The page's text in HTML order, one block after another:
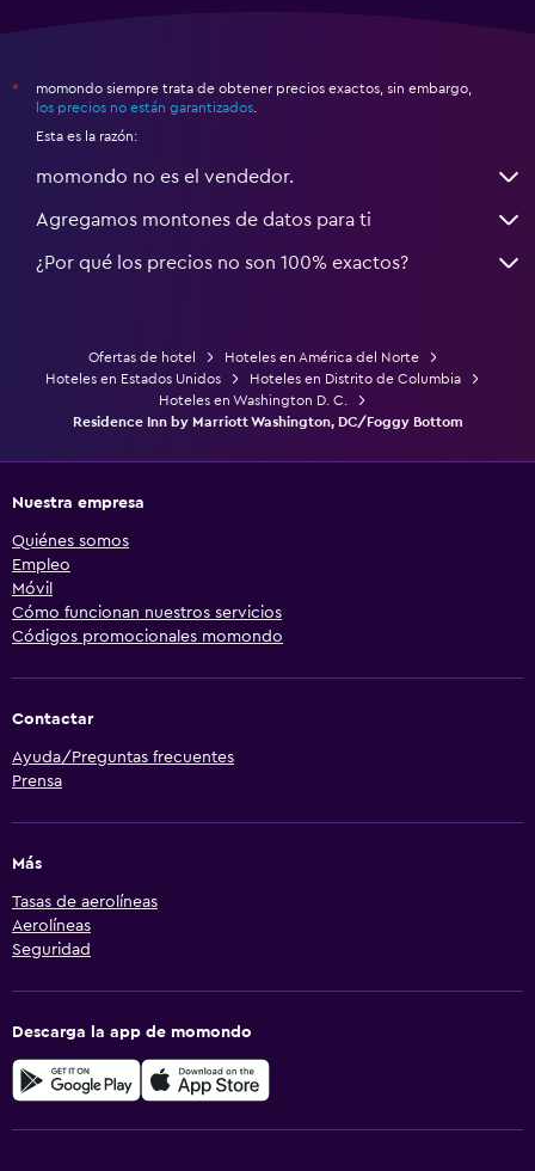
*
momondo siempre trata de obtener precios exactos, sin embargo,
los precios no están garantizados
Esta es la razón:
momondo no es el vendedor.
Agregamos montones de datos para ti
¿Por qué los precios no son 100% exactos?
Ofertas de hotel
Hoteles en América del Norte
Hoteles en Estados Unidos
Hoteles en Distrito de Columbia
Hoteles en Washington D. C.
Residence Inn by Marriott Washington, DC/Foggy Bottom
Nuestra empresa
Quiénes somos
Empleo
Móvil
Cómo funcionan nuestros servicios
Códigos promocionales momondo
Contactar
Ayuda/Preguntas frecuentes
Prensa
Más
Tasas de aerolíneas
Aerolíneas
Seguridad
Descarga la app de momondo